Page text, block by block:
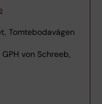
Tomtebodavägen
von Schreeb,